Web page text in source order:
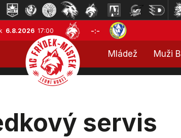
6.8.2026 17:00 -:-
Mládež Muži B
servis